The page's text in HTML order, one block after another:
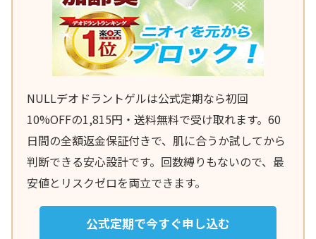
NULLデオドラントゲルは公式定期なら初回
10%OFFの1,815円・送料無料で受け取れます。60
日間の全額返金保証付きで、肌に合うか試してから
判断できる安心設計です。回数縛りもないので、最
安値とリスクゼロを両立できます。
公式定期で今すぐ申し込む